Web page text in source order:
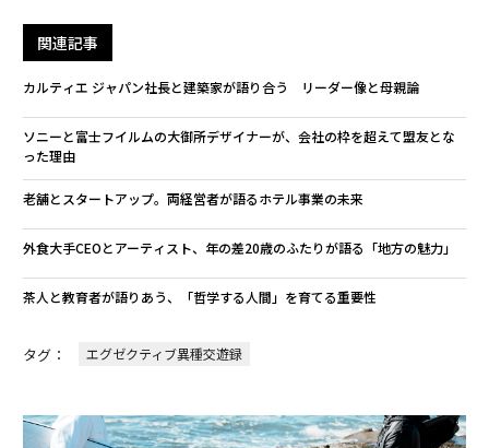
関連記事
カルティエ ジャパン社長と建築家が語り合う リーダー像と母親論
ソニーと富士フイルムの大御所デザイナーが、会社の枠を超えて盟友とな
った理由
老舗とスタートアップ。両経営者が語るホテル事業の未来
外食大手CEOとアーティスト、年の差20歳のふたりが語る「地方の魅力」
茶人と教育者が語りあう、「哲学する人間」を育てる重要性
タグ： エグゼクティブ異種交遊録